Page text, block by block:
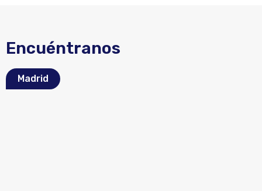
Encuéntranos
Madrid